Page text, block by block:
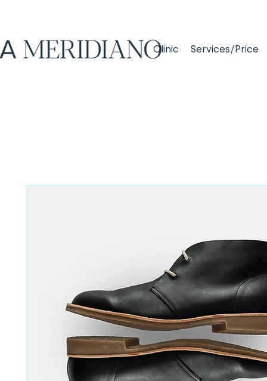
Clinic Services/Price